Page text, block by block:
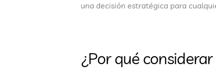
una decisión estratégica para
¿Por qué